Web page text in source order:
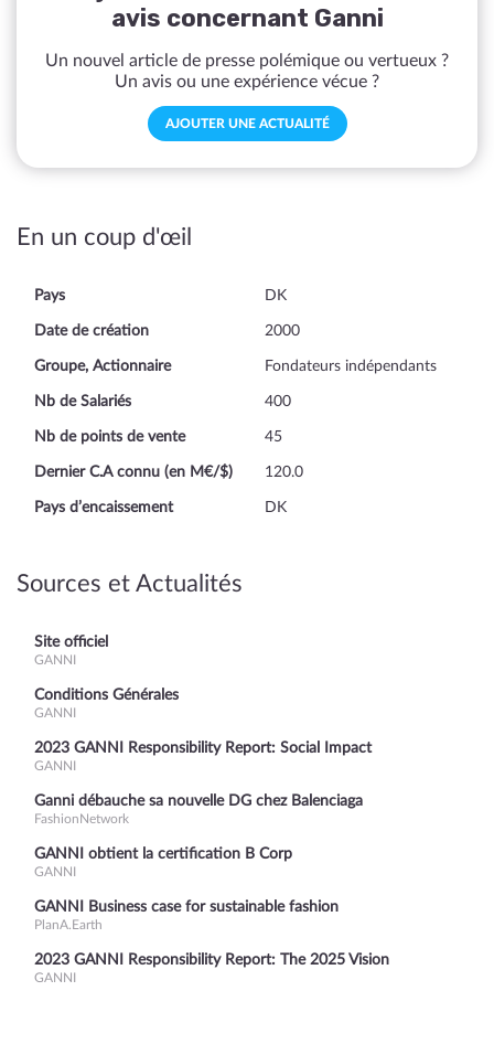
avis concernant Ganni
Un nouvel article de presse polémique ou vertueux ?
Un avis ou une expérience vécue ?
AJOUTER UNE ACTUALITÉ
En un coup d'œil
Pays DK
Date de création 2000
Groupe, Actionnaire Fondateurs indépendants
Nb de Salariés 400
Nb de points de vente 45
Dernier C.A connu (en M€/$) 120.0
Pays d’encaissement DK
Sources et Actualités
Site officiel
GANNI
Conditions Générales
GANNI
2023 GANNI Responsibility Report: Social Impact
GANNI
Ganni débauche sa nouvelle DG chez Balenciaga
FashionNetwork
GANNI obtient la certification B Corp
GANNI
GANNI Business case for sustainable fashion
PlanA.Earth
2023 GANNI Responsibility Report: The 2025 Vision
GANNI